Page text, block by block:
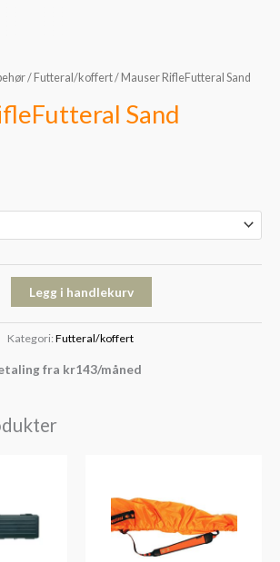
/ Futteral/koffert/ Mauser RifleFutteral Sand
Sand
Legg i handlekurv
Kategori: Futteral/koffert
fra kr143/måned